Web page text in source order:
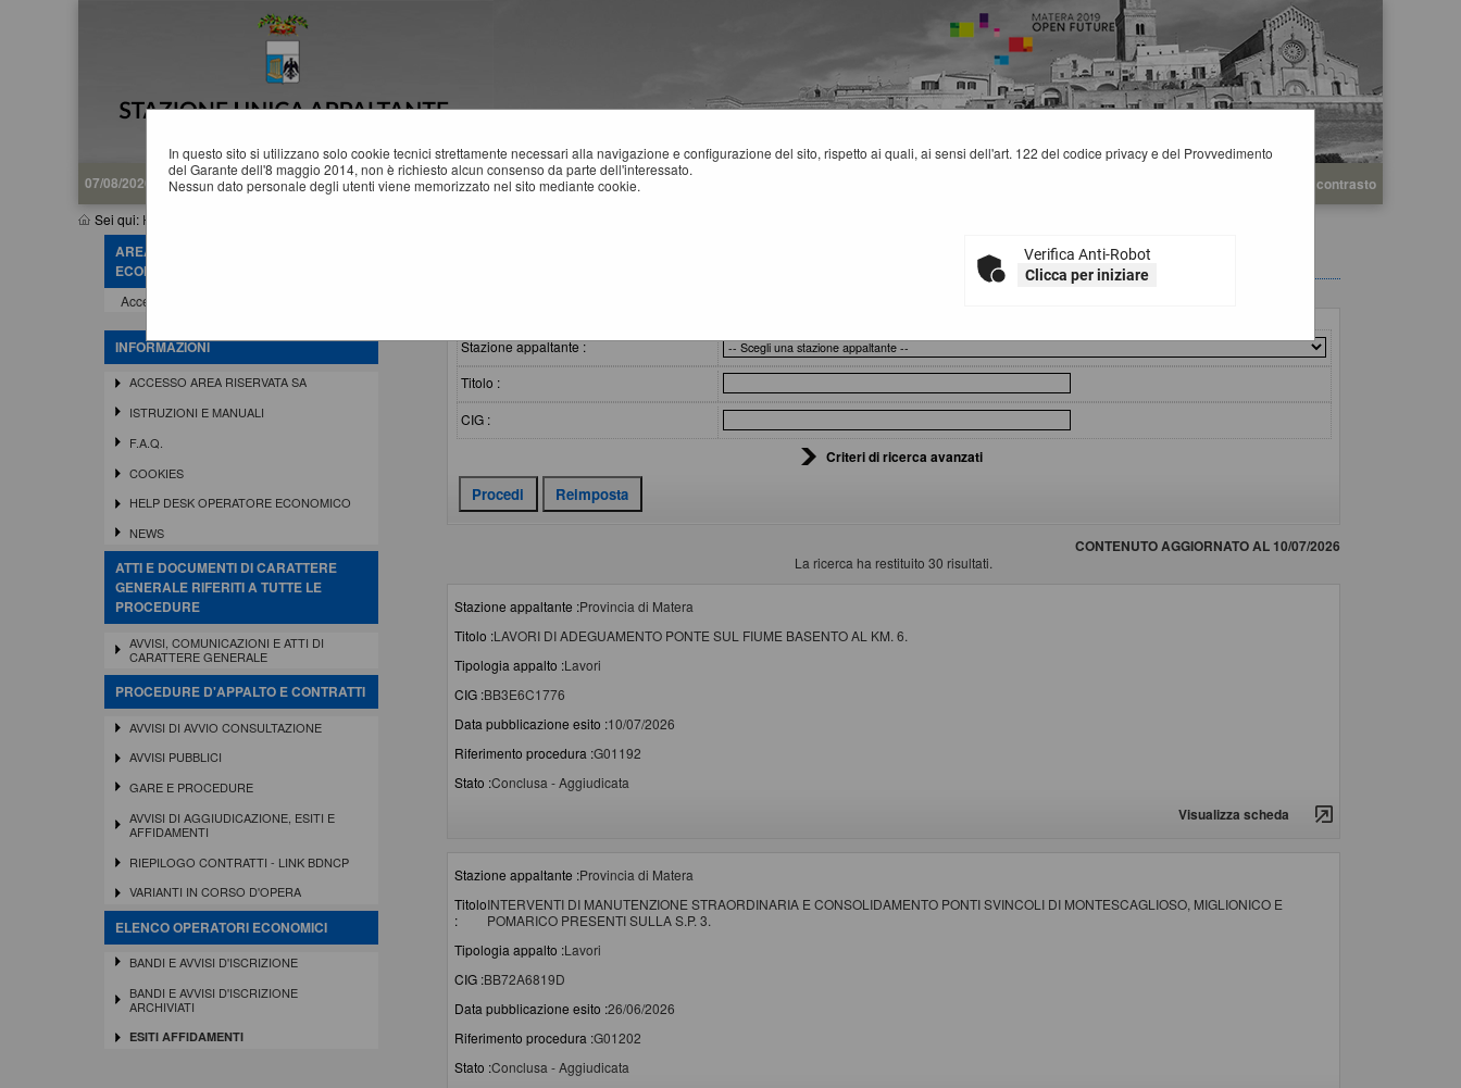
07/08/2026 15:33 Alto contrasto
Sei qui: Home
In questo sito si utilizzano solo cookie tecnici strettamente necessari alla navigazione e configurazione del sito, rispetto ai quali, ai sensi dell'art. 122 del codice privacy e del Provvedimento
del Garante dell'8 maggio 2014, non è richiesto alcun consenso da parte dell'interessato.
Nessun dato personale degli utenti viene memorizzato nel sito mediante cookie.
Verifica Anti-Robot
Clicca per iniziare
AREA RISERVATA OPERATORE
ECONOMICO
Accedi - Registrati
INFORMAZIONI
ACCESSO AREA RISERVATA SA
ISTRUZIONI E MANUALI
F.A.Q.
COOKIES
HELP DESK OPERATORE ECONOMICO
NEWS
ATTI E DOCUMENTI DI CARATTERE
GENERALE RIFERITI A TUTTE LE
PROCEDURE
AVVISI, COMUNICAZIONI E ATTI DI
CARATTERE GENERALE
PROCEDURE D'APPALTO E CONTRATTI
AVVISI DI AVVIO CONSULTAZIONE
AVVISI PUBBLICI
GARE E PROCEDURE
AVVISI DI AGGIUDICAZIONE, ESITI E
AFFIDAMENTI
RIEPILOGO CONTRATTI - LINK BDNCP
VARIANTI IN CORSO D'OPERA
ELENCO OPERATORI ECONOMICI
BANDI E AVVISI D'ISCRIZIONE
BANDI E AVVISI D'ISCRIZIONE
ARCHIVIATI
ESITI AFFIDAMENTI
Stazione appaltante :
Titolo :
CIG :
Criteri di ricerca avanzati
CONTENUTO AGGIORNATO AL 10/07/2026
La ricerca ha restituito 30 risultati.
Stazione appaltante :Provincia di Matera
Titolo :LAVORI DI ADEGUAMENTO PONTE SUL FIUME BASENTO AL KM. 6.
Tipologia appalto :Lavori
CIG :BB3E6C1776
Data pubblicazione esito :10/07/2026
Riferimento procedura :G01192
Stato :Conclusa - Aggiudicata
Visualizza scheda
Stazione appaltante :Provincia di Matera
Titolo
:
INTERVENTI DI MANUTENZIONE STRAORDINARIA E CONSOLIDAMENTO PONTI SVINCOLI DI MONTESCAGLIOSO, MIGLIONICO E
POMARICO PRESENTI SULLA S.P. 3.
Tipologia appalto :Lavori
CIG :BB72A6819D
Data pubblicazione esito :26/06/2026
Riferimento procedura :G01202
Stato :Conclusa - Aggiudicata